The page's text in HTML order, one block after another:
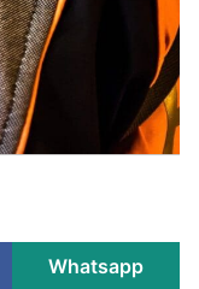
Whatsapp